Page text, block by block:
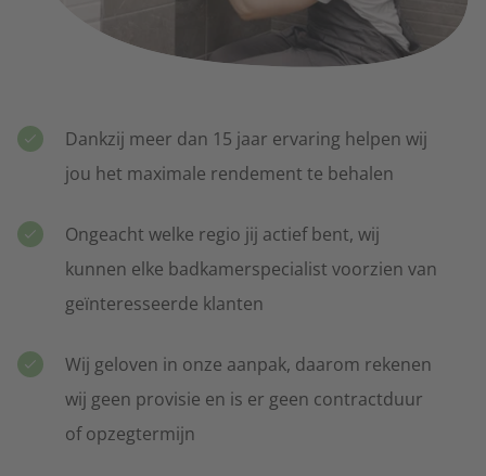
Schilders
Thuisbatterij
Voor alle thuisbatterij opties
Tuinonderhoud
Tuinontwerp, -aanleg of -onderhoud
Dankzij meer dan 15 jaar ervaring helpen wij
jou het maximale rendement te behalen
Ongeacht welke regio jij actief bent, wij
kunnen elke badkamerspecialist voorzien van
geïnteresseerde klanten
Wij geloven in onze aanpak, daarom rekenen
wij geen provisie en is er geen contractduur
of opzegtermijn